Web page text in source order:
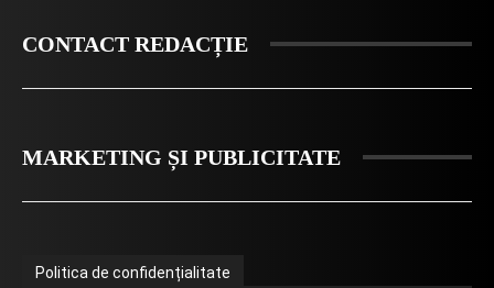
CONTACT REDACȚIE
MARKETING ȘI PUBLICITATE
Politica de confidențialitate